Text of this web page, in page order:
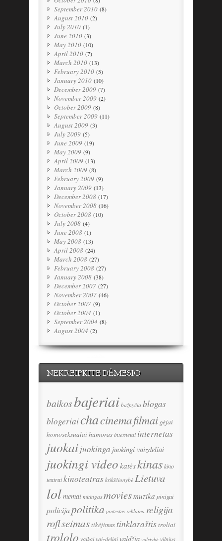
September 2010 (8)
August 2010 (2)
July 2010 (1)
June 2010 (3)
May 2010 (10)
April 2010 (7)
March 2010 (13)
February 2010 (5)
January 2010 (10)
December 2009 (7)
November 2009 (2)
October 2009 (8)
September 2009 (11)
August 2009 (3)
July 2009 (5)
June 2009 (19)
May 2009 (9)
April 2009 (13)
March 2009 (8)
February 2009 (9)
January 2009 (13)
December 2008 (17)
November 2008 (16)
October 2008 (10)
July 2008 (4)
June 2008 (1)
May 2008 (13)
April 2008 (24)
March 2008 (27)
February 2008 (27)
January 2008 (38)
December 2007 (27)
November 2007 (46)
October 2007 (9)
October 2004 (1)
September 2004 (8)
August 2004 (2)
NEKREIPKITE DĖMESIO
baikosbajeriai bažnyčia blogas
blogeriaichacinemafilmai gėjai
homoseksualaihumoras internetai internetas
juokaijuokinga juokingi vaizdeliai
juokingi video katėskinaskino
teatraikinoteatras krikščionybė Lietuva
lolmemai mitingas moviesmuzika pinigai
policijapolitika protestas reklama religija
roflseimastikėjimastinklaraštistroliai
trololo vaikai vaizdeliai valdžia valstybė vilnius